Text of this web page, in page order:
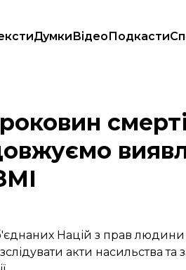
ДумкиВідеоПодкасти
Комарова: Продовжуємо
Націй з прав
акти насильства та